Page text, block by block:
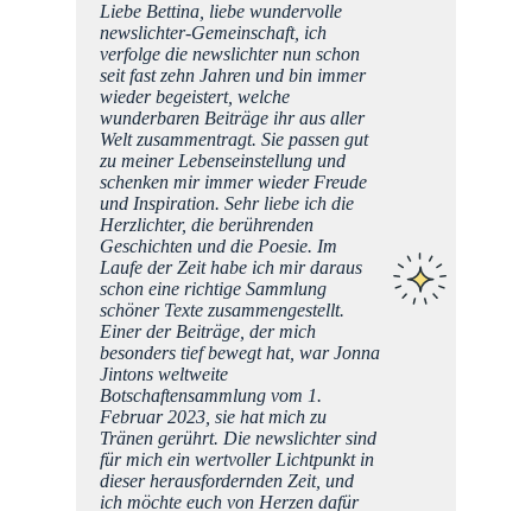
Liebe Bettina, liebe wundervolle
newslichter-Gemeinschaft, ich
verfolge die newslichter nun schon
seit fast zehn Jahren und bin immer
wieder begeistert, welche
wunderbaren Beiträge ihr aus aller
Welt zusammentragt. Sie passen gut
zu meiner Lebenseinstellung und
schenken mir immer wieder Freude
und Inspiration. Sehr liebe ich die
Herzlichter, die berührenden
Geschichten und die Poesie. Im
Laufe der Zeit habe ich mir daraus
schon eine richtige Sammlung
schöner Texte zusammengestellt.
Einer der Beiträge, der mich
besonders tief bewegt hat, war Jonna
Jintons weltweite
Botschaftensammlung vom 1.
Februar 2023, sie hat mich zu
Tränen gerührt. Die newslichter sind
für mich ein wertvoller Lichtpunkt in
dieser herausfordernden Zeit, und
ich möchte euch von Herzen dafür